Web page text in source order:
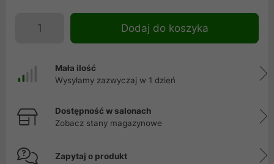
Dodaj do koszyka
Mała ilość
Wysyłamy zazwyczaj w 1 dzień
Dostępność w salonach
Zobacz stany magazynowe
Zapytaj o produkt